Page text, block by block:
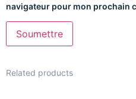
navigateur pour mon prochain
Related products